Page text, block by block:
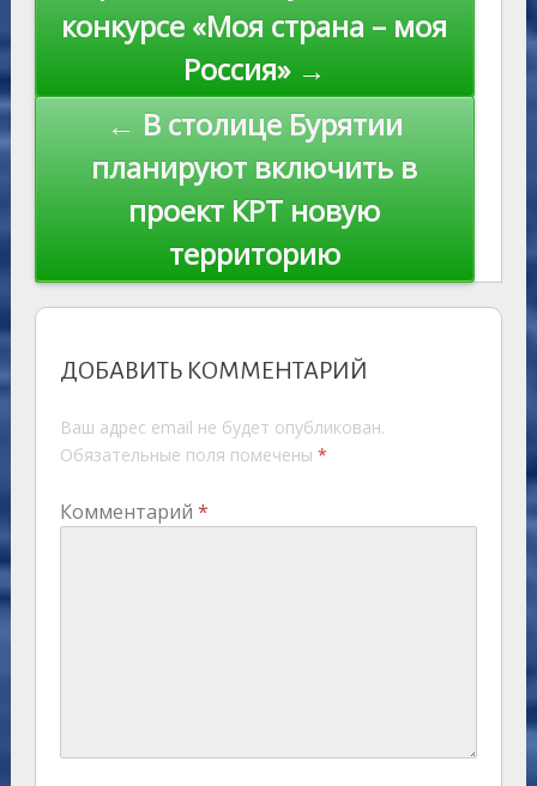
записям
конкурсе «Моя страна – моя
Россия» →
← В столице Бурятии
планируют включить в
проект КРТ новую
территорию
ДОБАВИТЬ КОММЕНТАРИЙ
Ваш адрес email не будет опубликован.
Обязательные поля помечены *
Комментарий *